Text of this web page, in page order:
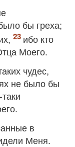
бы греха;
ибо кто
Моего.
чудес,
не было бы
в
Меня.